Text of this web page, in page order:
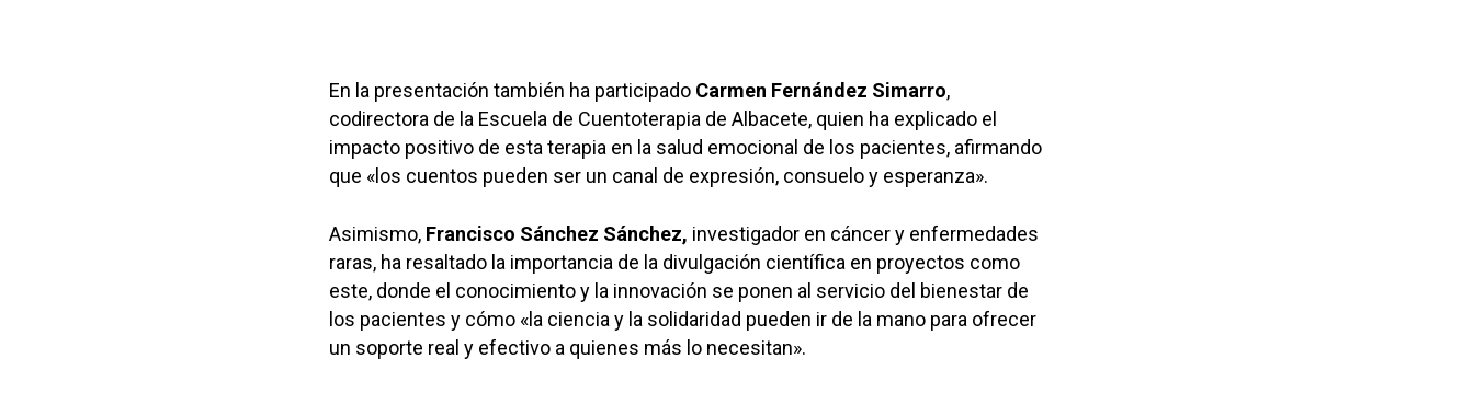
En la presentación también ha participado Carmen Fernández Simarro,
codirectora de la Escuela de Cuentoterapia de Albacete, quien ha explicado el
impacto positivo de esta terapia en la salud emocional de los pacientes, afirmando
que «los cuentos pueden ser un canal de expresión, consuelo y esperanza».
Asimismo, Francisco Sánchez Sánchez, investigador en cáncer y enfermedades
raras, ha resaltado la importancia de la divulgación científica en proyectos como
este, donde el conocimiento y la innovación se ponen al servicio del bienestar de
los pacientes y cómo «la ciencia y la solidaridad pueden ir de la mano para ofrecer
un soporte real y efectivo a quienes más lo necesitan».